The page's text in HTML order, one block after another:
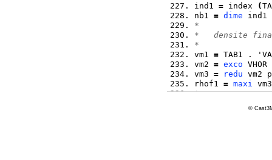
ind1 = index (
nb1 = dime ind1
*
*   densite
*
vm1 = TAB1 .
vm2 = exco
vm3 = redu vm2
rhof1 = maxi
*
©